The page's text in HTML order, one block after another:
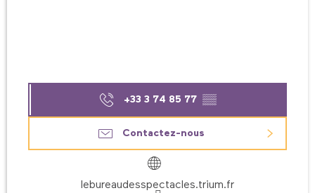
+33 3 74 85 77 ▒▒
Contactez-nous
lebureaudesspectacles.trium.fr